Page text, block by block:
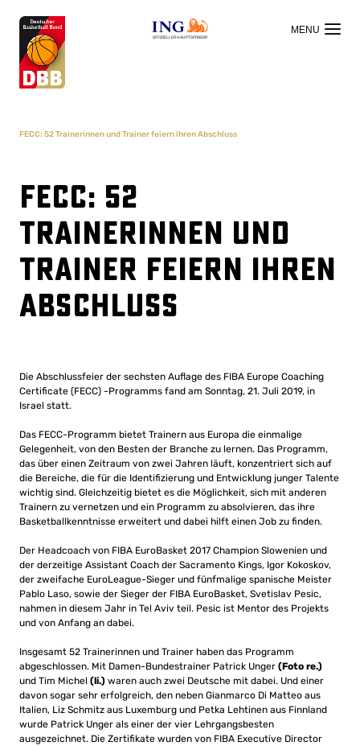
OFFIZIELLER HAUPTSPONSOR
FECC: 52 Trainerinnen und Trainer feiern ihren Abschluss
FECC: 52
Trainerinnen und
Trainer feiern ihren
Abschluss
Die Abschlussfeier der sechsten Auflage des FIBA ​​Europe Coaching
Certificate (FECC) -Programms fand am Sonntag, 21. Juli 2019, in
Israel statt.
Das FECC-Programm bietet Trainern aus Europa die einmalige
Gelegenheit, von den Besten der Branche zu lernen. Das Programm,
das über einen Zeitraum von zwei Jahren läuft, konzentriert sich auf
die Bereiche, die für die Identifizierung und Entwicklung junger Talente
wichtig sind. Gleichzeitig bietet es die Möglichkeit, sich mit anderen
Trainern zu vernetzen und ein Programm zu absolvieren, das ihre
Basketballkenntnisse erweitert und dabei hilft einen Job zu finden.
Der Headcoach von FIBA ​​EuroBasket 2017 Champion Slowenien und
der derzeitige Assistant Coach der Sacramento Kings, Igor Kokoskov,
der zweifache EuroLeague-Sieger und fünfmalige spanische Meister
Pablo Laso, sowie der Sieger der FIBA ​​EuroBasket, Svetislav Pesic,
nahmen in diesem Jahr in Tel Aviv teil. Pesic ist Mentor des Projekts
und von Anfang an dabei.
Insgesamt 52 Trainerinnen und Trainer haben das Programm
abgeschlossen. Mit Damen-Bundestrainer Patrick Unger (Foto re.)
und Tim Michel (li.) waren auch zwei Deutsche mit dabei. Und einer
davon sogar sehr erfolgreich, den neben Gianmarco Di Matteo aus
Italien, Liz Schmitz aus Luxemburg und Petka Lehtinen aus Finnland
wurde Patrick Unger als einer der vier Lehrgangsbesten
ausgezeichnet. Die Zertifikate wurden von FIBA ​​Executive Director